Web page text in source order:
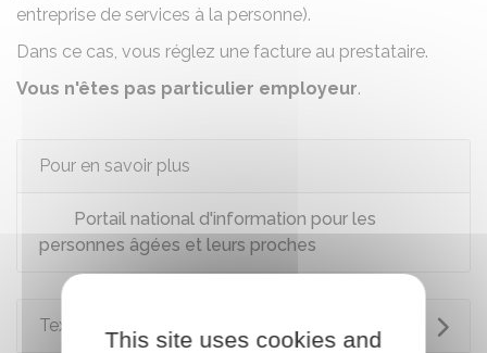
entreprise de services à la personne).
Dans ce cas, vous réglez une facture au prestataire.
Vous n'êtes pas particulier employeur.
Pour en savoir plus
Portail national d'information pour les
personnes âgées et leurs proches
Textes de référence
This site uses cookies and